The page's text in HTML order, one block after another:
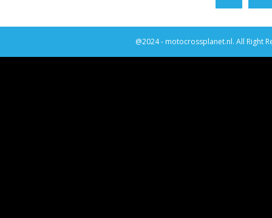
@2024 - motocrossplanet.nl. All Right